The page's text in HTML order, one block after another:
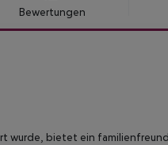
Bewertungen
wurde, bietet ein